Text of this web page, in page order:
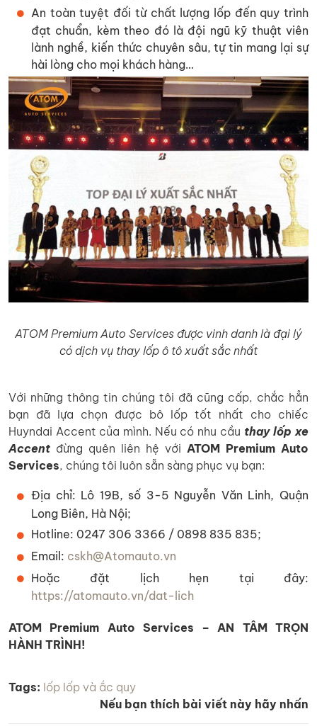
An toàn tuyệt đối từ chất lượng lốp đến quy trình
đạt chuẩn, kèm theo đó là đội ngũ kỹ thuật viên
lành nghề, kiến thức chuyên sâu, tự tin mang lại sự
hài lòng cho mọi khách hàng…
ATOM Premium Auto Services được vinh danh là đại lý
có dịch vụ thay lốp ô tô xuất sắc nhất
Với những thông tin chúng tôi đã cũng cấp, chắc hẳn
bạn đã lựa chọn được bô lốp tốt nhất cho chiếc
Huyndai Accent của mình. Nếu có nhu cầu thay lốp xe
Accent đừng quên liên hệ với ATOM Premium Auto
Services, chúng tôi luôn sẵn sàng phục vụ bạn:
Địa chỉ: Lô 19B, số 3-5 Nguyễn Văn Linh, Quận
Long Biên, Hà Nội;
Hotline: 0247 306 3366 / 0898 835 835;
Email: cskh@Atomauto.vn
Hoặc đặt lịch hẹn tại đây:
https://atomauto.vn/dat-lich
ATOM Premium Auto Services – AN TÂM TRỌN
HÀNH TRÌNH!
Tags: lốp lốp và ắc quy
Nếu bạn thích bài viết này hãy nhấn